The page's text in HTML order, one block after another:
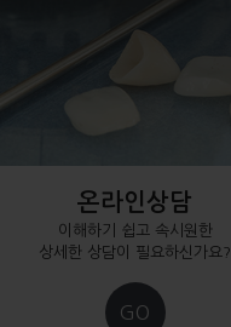
온라인상담
이해하기 쉽고 속시원한
상세한 상담이 필요하신가요?
GO